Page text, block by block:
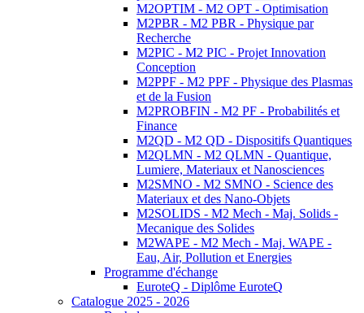
M2OPTIM - M2 OPT - Optimisation
M2PBR - M2 PBR - Physique par
Recherche
M2PIC - M2 PIC - Projet Innovation
Conception
M2PPF - M2 PPF - Physique des Plasmas
et de la Fusion
M2PROBFIN - M2 PF - Probabilités et
Finance
M2QD - M2 QD - Dispositifs Quantiques
M2QLMN - M2 QLMN - Quantique,
Lumiere, Materiaux et Nanosciences
M2SMNO - M2 SMNO - Science des
Materiaux et des Nano-Objets
M2SOLIDS - M2 Mech - Maj. Solids -
Mecanique des Solides
M2WAPE - M2 Mech - Maj. WAPE -
Eau, Air, Pollution et Energies
Programme d'échange
EuroteQ - Diplôme EuroteQ
Catalogue 2025 - 2026